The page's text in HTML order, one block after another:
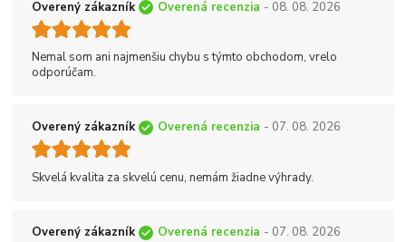
Overený zákazník Overená recenzia - 08. 08. 2026
Nemal som ani najmenšiu chybu s týmto obchodom, vrelo
odporúčam.
Overený zákazník Overená recenzia - 07. 08. 2026
Skvelá kvalita za skvelú cenu, nemám žiadne výhrady.
Overený zákazník Overená recenzia - 07. 08. 2026